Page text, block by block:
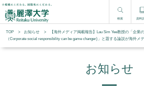
検索 資料
TOP お知らせ
【海外メディア掲載報告】Lau Sim Yee教授の「企業
（Corporate social responsibility can be game changer)」と題する論説が海外メ
お知らせ